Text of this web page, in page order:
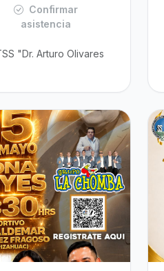
Confirmar
asistencia
"Dr. Arturo Olivares